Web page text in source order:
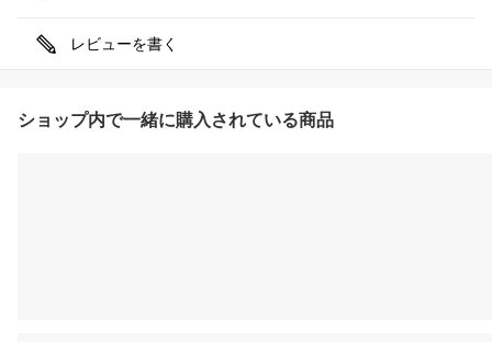
レビューを書く
ショップ内で一緒に購入されている商品